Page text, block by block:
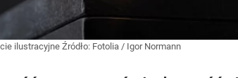
ilustracyjne Źródło: Fotolia / Igor Normann